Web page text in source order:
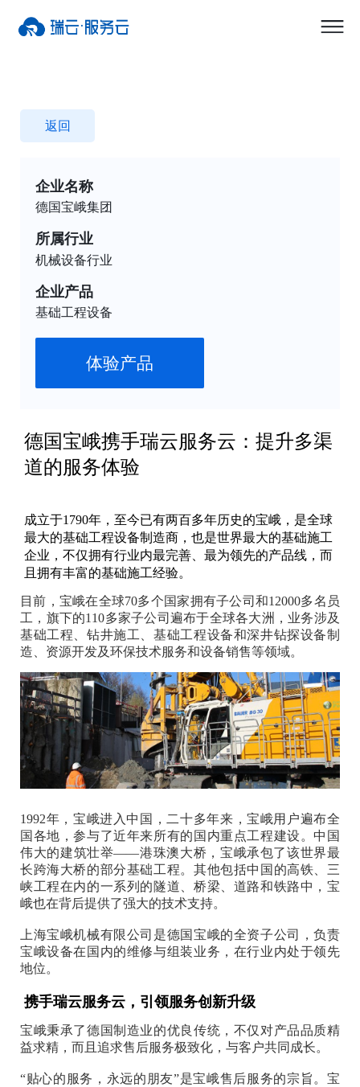
返回
企业名称
德国宝峨集团
所属行业
机械设备行业
企业产品
基础工程设备
体验产品
德国宝峨携手瑞云服务云：提升多渠
道的服务体验
成立于1790年，至今已有两百多年历史的宝峨，是全球
最大的基础工程设备制造商，也是世界最大的基础施工
企业，不仅拥有行业内最完善、最为领先的产品线，而
且拥有丰富的基础施工经验。
目前，宝峨在全球70多个国家拥有子公司和12000多名员
工，旗下的110多家子公司遍布于全球各大洲，业务涉及
基础工程、钻井施工、基础工程设备和深井钻探设备制
造、资源开发及环保技术服务和设备销售等领域。
1992年，宝峨进入中国，二十多年来，宝峨用户遍布全
国各地，参与了近年来所有的国内重点工程建设。中国
伟大的建筑壮举——港珠澳大桥，宝峨承包了该世界最
长跨海大桥的部分基础工程。其他包括中国的高铁、三
峡工程在内的一系列的隧道、桥梁、道路和铁路中，宝
峨也在背后提供了强大的技术支持。
上海宝峨机械有限公司是德国宝峨的全资子公司，负责
宝峨设备在国内的维修与组装业务，在行业内处于领先
地位。
携手瑞云服务云，引领服务创新升级
宝峨秉承了德国制造业的优良传统，不仅对产品品质精
益求精，而且追求售后服务极致化，与客户共同成长。
“贴心的服务，永远的朋友”是宝峨售后服务的宗旨。宝